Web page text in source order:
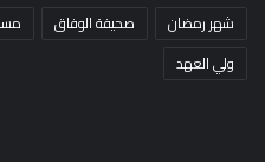
شهر رمضان
صحيفة الوفاق
ولي العهد